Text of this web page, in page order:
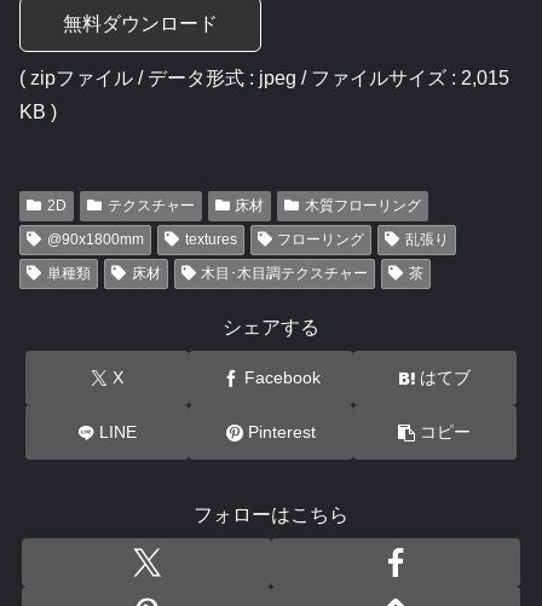
無料ダウンロード
( zipファイル / データ形式 : jpeg / ファイルサイズ : 2,015
KB )
2D テクスチャー 床材
木質フローリング
@90x1800mm
textures フローリング
乱張り
単種類
床材 木目･木目調テクスチャー 茶
シェアする
X Facebook はてブ
LINE Pinterest コピー
フォローはこちら